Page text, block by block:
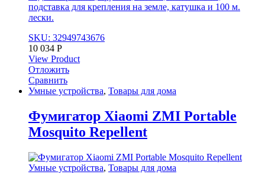
подставка для крепления на земле, катушка и 100 м.
лески.
SKU: 32949743676
10 034 Р
View Product
Отложить
Сравнить
Умные устройства, Товары для дома
Фумигатор Xiaomi ZMI Portable
Mosquito Repellent
Умные устройства, Товары для дома